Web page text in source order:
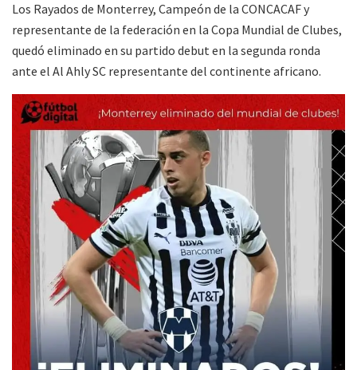
Los Rayados de Monterrey, Campeón de la CONCACAF y
representante de la federación en la Copa Mundial de Clubes,
quedó eliminado en su partido debut en la segunda ronda
ante el Al Ahly SC representante del continente africano.